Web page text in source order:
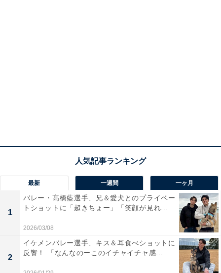
最新 一週間 一ヶ月
1
バレー・髙橋藍選手、兄＆愛犬とのプライベー
トショットに「超きちょー」「笑顔が見れ...
2026/03/08
2
イケメンバレー選手、キス＆耳食べショットに
反響！ 「なんなのーこのイチャイチャ感...